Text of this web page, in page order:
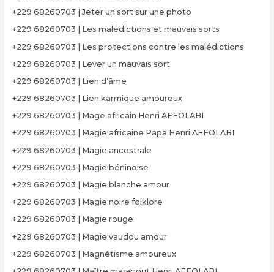
+229 68260703 | Jeter un sort sur une photo
+229 68260703 | Les malédictions et mauvais sorts
+229 68260703 | Les protections contre les malédictions
+229 68260703 | Lever un mauvais sort
+229 68260703 | Lien d’âme
+229 68260703 | Lien karmique amoureux
+229 68260703 | Mage africain Henri AFFOLABI
+229 68260703 | Magie africaine Papa Henri AFFOLABI
+229 68260703 | Magie ancestrale
+229 68260703 | Magie béninoise
+229 68260703 | Magie blanche amour
+229 68260703 | Magie noire folklore
+229 68260703 | Magie rouge
+229 68260703 | Magie vaudou amour
+229 68260703 | Magnétisme amoureux